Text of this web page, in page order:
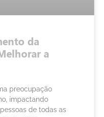
da
a
preocupação
impactando
de todas as